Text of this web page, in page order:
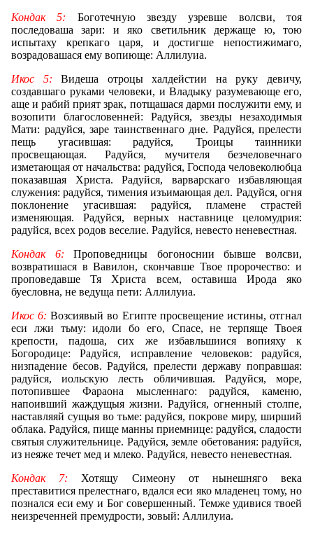
Кондак 5: Боготечную звезду узревше волсви, тоя
последоваша зари: и яко светильник держаще ю, тою
испытаху крепкаго царя, и достигше непостижимаго,
возрадовашася ему вопиюще: Аллилуиа.
Икос 5: Видеша отроцы халдейстии на руку девичу,
создавшаго руками человеки, и Владыку разумевающе его,
аще и рабий прият зрак, потщашася дарми послужити ему, и
возопити благословенней: Радуйся, звезды незаходимыя
Мати: радуйся, заре таинственнаго дне. Радуйся, прелести
пещь угасившая: радуйся, Троицы таинники
просвещающая. Радуйся, мучителя безчеловечнаго
изметающая от начальства: радуйся, Господа человеколюбца
показавшая Христа. Радуйся, варварскаго избавляющая
служения: радуйся, тимения изъимающая дел. Радуйся, огня
поклонение угасившая: радуйся, пламене страстей
изменяющая. Радуйся, верных наставнице целомудрия:
радуйся, всех родов веселие. Радуйся, невесто неневестная.
Кондак 6: Проповедницы богоноснии бывше волсви,
возвратишася в Вавилон, скончавше Твое пророчество: и
проповедавше Тя Христа всем, оставиша Ирода яко
буесловна, не ведуща пети: Аллилуиа.
Икос 6: Возсиявый во Египте просвещение истины, отгнал
еси лжи тьму: идоли бо его, Спасе, не терпяще Твоея
крепости, падоша, сих же избавльшиися вопияху к
Богородице: Радуйся, исправление человеков: радуйся,
низпадение бесов. Радуйся, прелести державу поправшая:
радуйся, иольскую лесть обличившая. Радуйся, море,
потопившее Фараона мысленнаго: радуйся, каменю,
напоивший жаждущыя жизни. Радуйся, огненный столпе,
наставляяй сущыя во тьме: радуйся, покрове миру, ширший
облака. Радуйся, пище манны приемнице: радуйся, сладости
святыя служительнице. Радуйся, земле обетования: радуйся,
из неяже течет мед и млеко. Радуйся, невесто неневестная.
Кондак 7: Хотящу Симеону от нынешняго века
преставитися прелестнаго, вдался еси яко младенец тому, но
познался еси ему и Бог совершенный. Темже удивися твоей
неизреченней премудрости, зовый: Аллилуиа.